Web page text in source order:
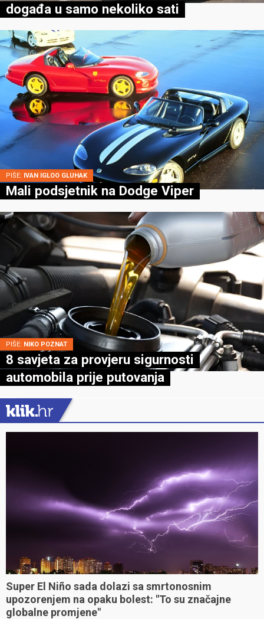
događa u samo nekoliko sati
PIŠE: IVAN IGLOO GLUHAK
Mali podsjetnik na Dodge Viper
PIŠE: NIKO POZNAT
8 savjeta za provjeru sigurnosti
automobila prije putovanja
Super El Niño sada dolazi sa smrtonosnim
upozorenjem na opaku bolest: "To su značajne
globalne promjene"